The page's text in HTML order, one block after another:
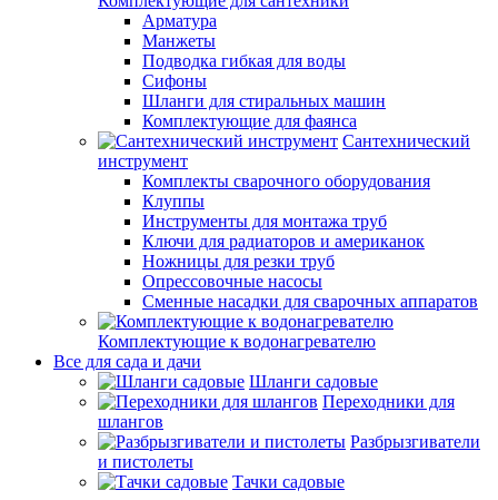
Арматура
Манжеты
Подводка гибкая для воды
Сифоны
Шланги для стиральных машин
Комплектующие для фаянса
Сантехнический
инструмент
Комплекты сварочного оборудования
Клуппы
Инструменты для монтажа труб
Ключи для радиаторов и американок
Ножницы для резки труб
Опрессовочные насосы
Сменные насадки для сварочных аппаратов
Комплектующие к водонагревателю
Все для сада и дачи
Шланги садовые
Переходники для
шлангов
Разбрызгиватели
и пистолеты
Тачки садовые